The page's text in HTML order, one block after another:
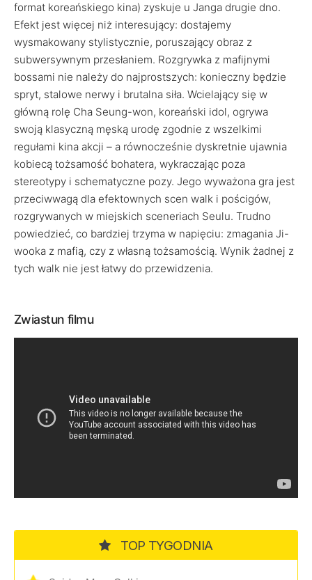
format koreańskiego kina) zyskuje u Janga drugie dno.
Efekt jest więcej niż interesujący: dostajemy
wysmakowany stylistycznie, poruszający obraz z
subwersywnym przesłaniem. Rozgrywka z mafijnymi
bossami nie należy do najprostszych: konieczny będzie
spryt, stalowe nerwy i brutalna siła. Wcielający się w
główną rolę Cha Seung-won, koreański idol, ogrywa
swoją klasyczną męską urodę zgodnie z wszelkimi
regułami kina akcji – a równocześnie dyskretnie ujawnia
kobiecą tożsamość bohatera, wykraczając poza
stereotypy i schematyczne pozy. Jego wyważona gra jest
przeciwwagą dla efektownych scen walk i pościgów,
rozgrywanych w miejskich sceneriach Seulu. Trudno
powiedzieć, co bardziej trzyma w napięciu: zmagania Ji-
wooka z mafią, czy z własną tożsamością. Wynik żadnej z
tych walk nie jest łatwy do przewidzenia.
Zwiastun filmu
TOP TYGODNIA